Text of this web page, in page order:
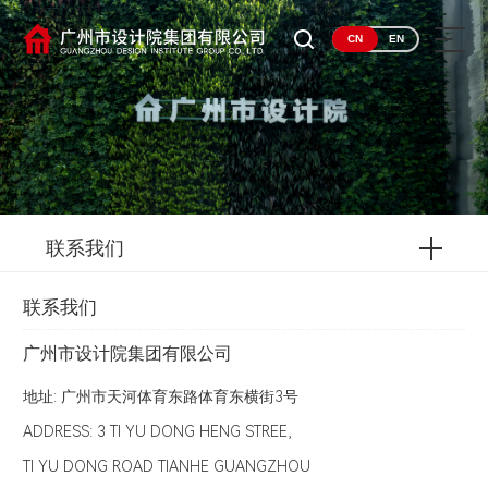
CN EN
联系我们
联系我们
广州市设计院集团有限公司
地址: 广州市天河体育东路体育东横街3号
ADDRESS: 3 TI YU DONG HENG STREE,
TI YU DONG ROAD TIANHE GUANGZHOU